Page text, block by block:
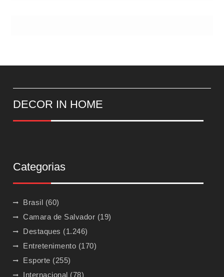
DECOR IN HOME
Categorias
Brasil (60)
Camara de Salvador (19)
Destaques (1.246)
Entretenimento (170)
Esporte (255)
Internacional (78)